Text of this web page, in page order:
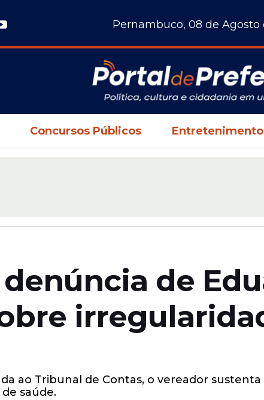
Pernambuco, 08 de Agosto
Concursos Públicos Entretenimento
de
ao Tribunal de Contas, o vereador
saúde.